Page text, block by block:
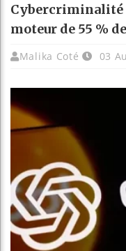
Cybercriminalité
moteur de 55 %
Malika Coté 03